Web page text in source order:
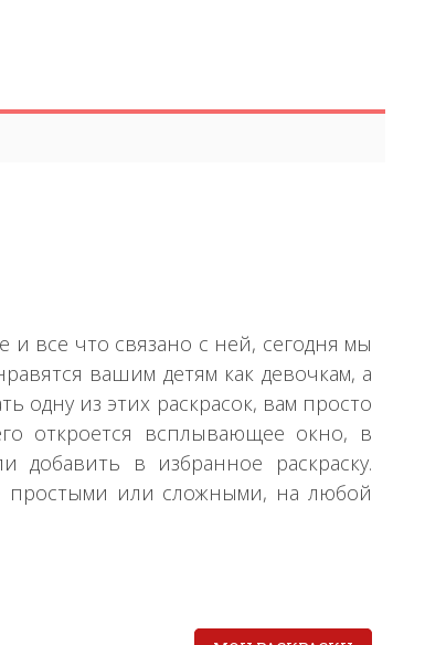
все что связано с ней, сегодня мы
вашим детям как девочкам, а
одну из этих раскрасок, вам просто
откроется всплывающее окно, в
добавить в избранное раскраску.
простыми или сложными, на любой